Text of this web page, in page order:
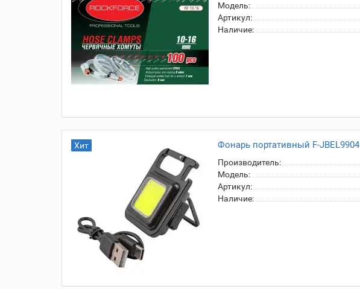
Модель:
Артикул:
Наличие:
Хит Фонарь портативный F-JBEL9904
Производитель:
Модель:
Артикул:
Наличие: